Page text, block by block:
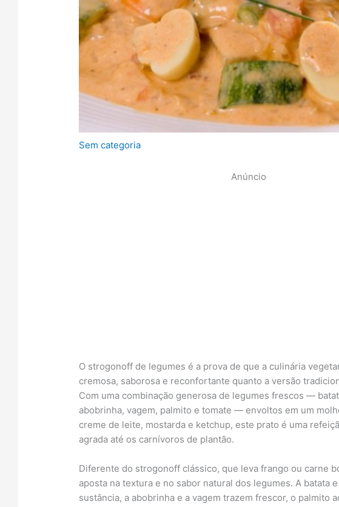
Sem categoria
Anúncio
O strogonoff de legumes é a prova de que a culinária
cremosa, saborosa e reconfortante quanto a versão
Com uma combinação generosa de legumes frescos —
abobrinha, vagem, palmito e tomate — envoltos em um
creme de leite, mostarda e ketchup, este prato é uma
agrada até os carnívoros de plantão.
Diferente do strogonoff clássico, que leva frango ou carne
aposta na textura e no sabor natural dos legumes. A batata
sustância, a abobrinha e a vagem trazem frescor, o palmito